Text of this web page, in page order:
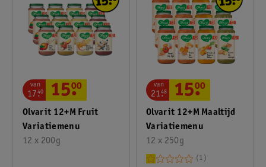
Olvarit 12+M Fruit
Variatiemenu
12 x 200g
van
17.
40 15.
00
Olvarit 12+M Maaltijd
Variatiemenu
12 x 250g
van
21.
48 15.
00
1